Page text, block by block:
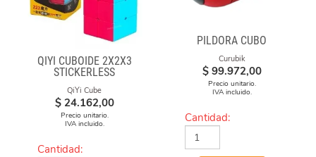
QIYI CUBOIDE 2X2X3
STICKERLESS
QiYi Cube
$ 24.162,00
Precio unitario.
IVA incluido.
Cantidad:
PILDORA CUBO
Curubik
$ 99.972,00
Precio unitario.
IVA incluido.
Cantidad: